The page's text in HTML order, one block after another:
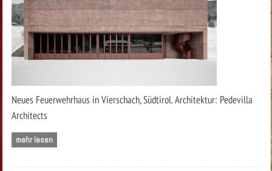
Neues Feuerwehrhaus in Vierschach, Südtirol. Architektur: Pedevilla
Architects
mehr lesen